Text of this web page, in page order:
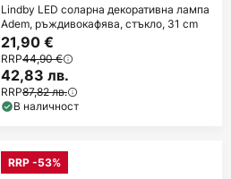
Lindby LED соларна декоративна лампа
Adem, ръждивокафява, стъкло, 31 cm
21,90 €
RRP44,90 €
42,83 лв.
RRP87,82 лв.
В наличност
RRP -53%